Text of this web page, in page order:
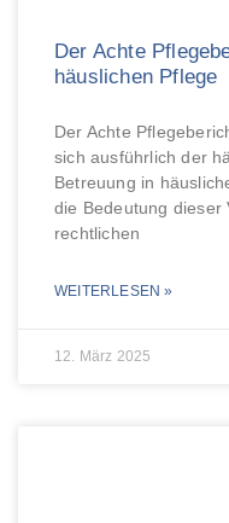
Der Achte
häuslichen Pflege
Der Achte
sich ausführlich der
Betreuung in
die Bedeutung dieser
rechtlichen
WEITERLESEN »
12. März 2025